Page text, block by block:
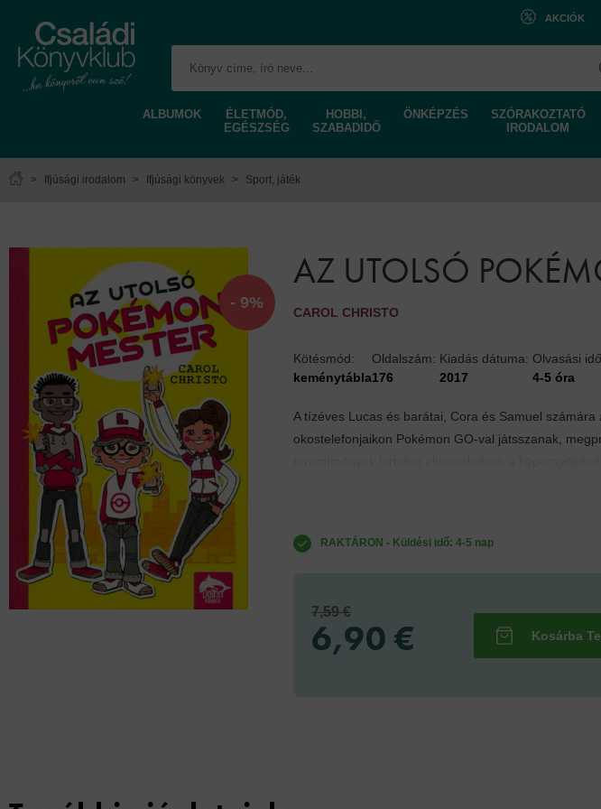
AKCIÓK
ALBUMOK
ÉLETMÓD,
EGÉSZSÉG
HOBBI,
SZABADIDŐ
ÖNKÉPZÉS
SZÓRAKOZTATÓ
IRODALOM
> Ifjúsági irodalom > Ifjúsági könyvek > Sport, játék
- 9%
AZ UTOLSÓ
CAROL CHRISTO
Kötésmód:
keménytábla
Oldalszám:
176
Kiadás dátuma:
2017
Olvasási
4-5 óra
A tízéves Lucas és barátai, Cora és Samuel
okostelefonjaikon Pokémon GO-val játsszanak,
teremtmények hirtelen elmenekülnek a
RAKTÁRON - Küldési idő: 4-5 nap
7,59 €
6,90 €